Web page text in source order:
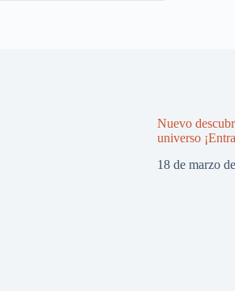
Nuevo
universo
18 de marzo